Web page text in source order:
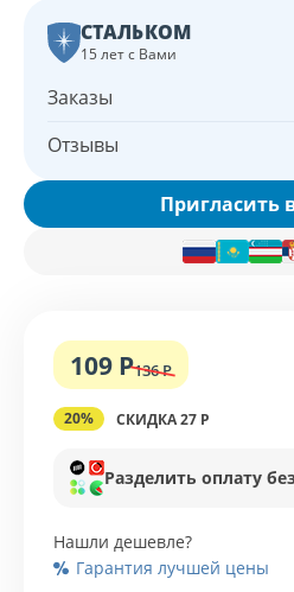
СТАЛЬКОМ
15 лет с Вами
Заказы
Отзывы
Пригласить
109 Р136 Р
20% СКИДКА 27 Р
Разделить оплату
Нашли дешевле?
Гарантия лучшей цены